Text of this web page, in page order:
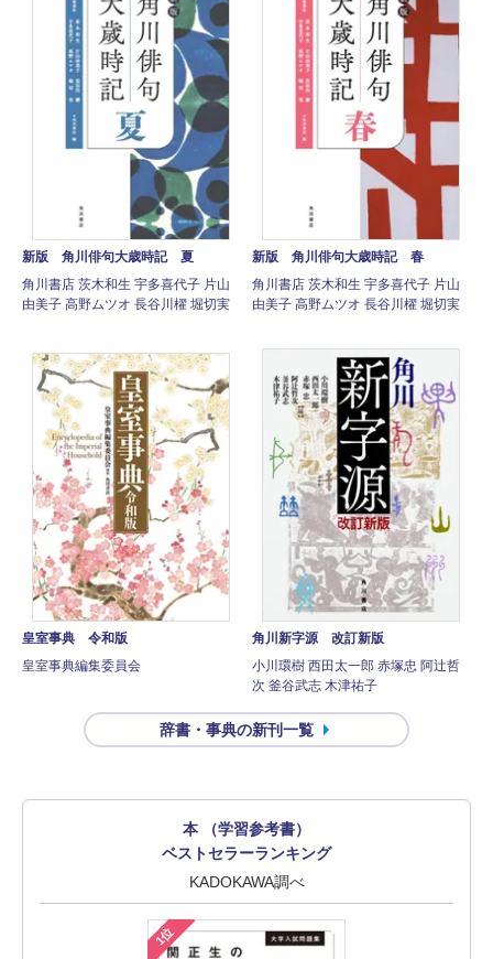
新版 角川俳句大歳時記 夏
角川書店 茨木和生 宇多喜代子 片山
由美子 高野ムツオ 長谷川櫂 堀切実
新版 角川俳句大歳時記 春
角川書店 茨木和生 宇多喜代子 片山
由美子 高野ムツオ 長谷川櫂 堀切実
皇室事典 令和版
皇室事典編集委員会
角川新字源 改訂新版
小川環樹 西田太一郎 赤塚忠 阿辻哲
次 釜谷武志 木津祐子
辞書・事典の新刊一覧
本 （学習参考書）
ベストセラーランキング
KADOKAWA調べ
1位